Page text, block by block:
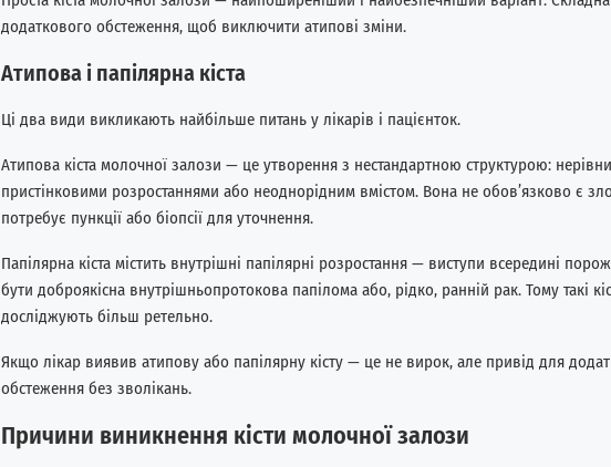
додаткового обстеження, щоб виключити атипові зміни.
Атипова і папілярна кіста
Ці два види викликають найбільше питань у лікарів і пацієнток.
Атипова кіста молочної залози — це утворення з нестандартною структурою:
пристінковими розростаннями або неоднорідним вмістом. Вона не обов’язково є
потребує пункції або біопсії для уточнення.
Папілярна кіста містить внутрішні папілярні розростання — виступи всередині
бути доброякісна внутрішньопротокова папілома або, рідко, ранній рак. Тому такі
досліджують більш ретельно.
Якщо лікар виявив атипову або папілярну кісту — це не вирок, але привід для
обстеження без зволікань.
Причини виникнення кісти молочної залози